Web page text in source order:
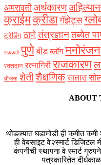
अमरावती अर्थकारण
क्राईमक्रीडागॅझेट्स
ट्रेडिंग ठाणेतंत्रज्ञानतब्येत
पाककृती पुणे बीड ब्लॉग मनोरंजन
रक्‍तदान रत्नागिरी राजकारण
योजना शेतीशैक्षणिक सातारा
ABOUT
थोडक्यात घडामोडी ही कमीत कमी
ही वेबसाइट वे२स्मार्ट डिजिटल
कंपनीची स्थापना वे स्मार्ट
पत्रकारितेत